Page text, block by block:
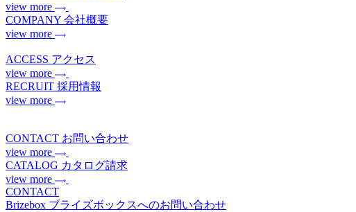
view more
COMPANY 会社概要
view more
ACCESS アクセス
view more
RECRUIT 採用情報
view more
CONTACT お問い合わせ
view more
CATALOG カタログ請求
view more
CONTACT
Brizebox ブライズボックスへのお問い合わせ